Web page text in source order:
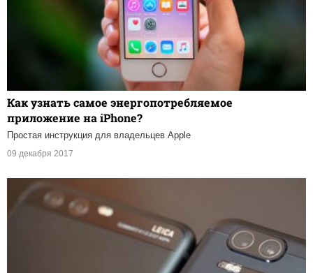
Как узнать самое энергопотребляемое
приложение на iPhone?
Простая инструкция для владельцев Apple
09 декабря 2017